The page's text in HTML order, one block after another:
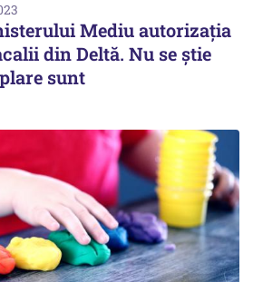
Mediu autorizaţia
din Deltă. Nu se ştie
sunt